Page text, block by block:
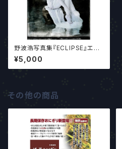
野波浩写真集『ECLIPSE』エク
リプス 最新版
¥5,000
その他の商品